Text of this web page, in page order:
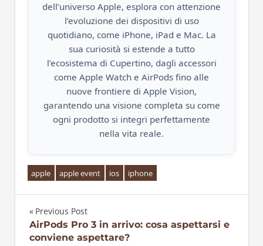
dell’universo Apple, esplora con attenzione
l’evoluzione dei dispositivi di uso
quotidiano, come iPhone, iPad e Mac. La
sua curiosità si estende a tutto
l’ecosistema di Cupertino, dagli accessori
come Apple Watch e AirPods fino alle
nuove frontiere di Apple Vision,
garantendo una visione completa su come
ogni prodotto si integri perfettamente
nella vita reale.
apple apple event ios iphone
Navigazione
Previous Post
AirPods Pro 3 in arrivo: cosa aspettarsi e
conviene aspettare?